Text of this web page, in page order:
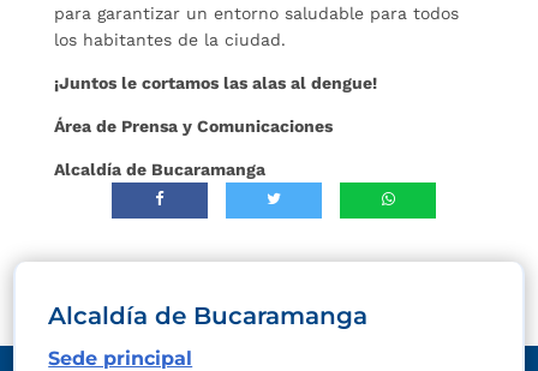
para garantizar un entorno saludable para todos
los habitantes de la ciudad.
¡Juntos le cortamos las alas al dengue!
Área de Prensa y Comunicaciones
Alcaldía de Bucaramanga
Alcaldía de Bucaramanga
Sede principal